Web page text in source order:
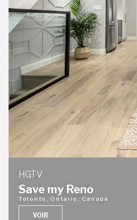
HGTV
Save my Reno
Toronto, Ontario, Canada
VOIR